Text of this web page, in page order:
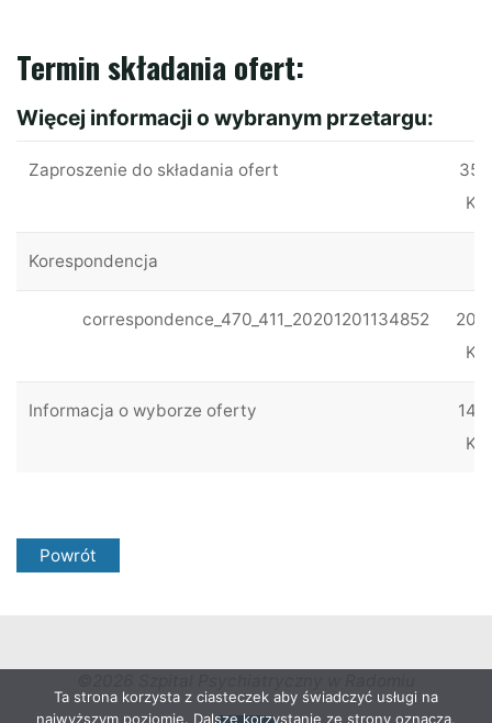
Termin składania ofert:
Więcej informacji o wybranym przetargu:
Zaproszenie do składania ofert
351
KB
Korespondencja
correspondence_470_411_20201201134852
203
KB
Informacja o wyborze oferty
149
KB
Powrót
Ta strona korzysta z ciasteczek aby świadczyć usługi na
najwyższym poziomie. Dalsze korzystanie ze strony oznacza,